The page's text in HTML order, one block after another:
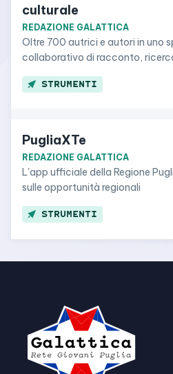
culturale
REDAZIONE GALATTICA
Oltre 700 autrici e autori in uno
collaborativo di racconto,
STRUMENTI
PugliaXTe
REDAZIONE GALATTICA
L'app ufficiale della Regione
sulle opportunità regionali
STRUMENTI